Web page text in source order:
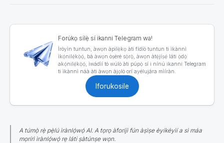
Forúkọ sílẹ̀ sí ikanni Telegram wa!
Ìròyìn tuntun, àwọn àpilẹ̀kọ àti fídíò tuntun ti ìkànnì
ìkọ́nilẹ́kọ̀ọ́, bá àwọn òṣèré sọ̀rọ̀, àwọn àtẹ̀jíṣẹ́ láti ọ̀dọ̀
akọ́nilẹ́kọ̀ọ́, ìwádìí tó wúlò àti púpọ̀ sí i nínú ikanni Telegram
ti ìkànnì náà àti àwọn àjọlò orí ayélujára mìíràn.
Iforukosile
A túmọ̀ rẹ̀ pẹ̀lú ìrànlọ́wọ́ AI. A tọrọ àforíjì fún àṣìṣe èyíkéyìí a sì máa
mọrírì ìrànlọ́wọ́ rẹ láti ṣàtúnṣe wọn.